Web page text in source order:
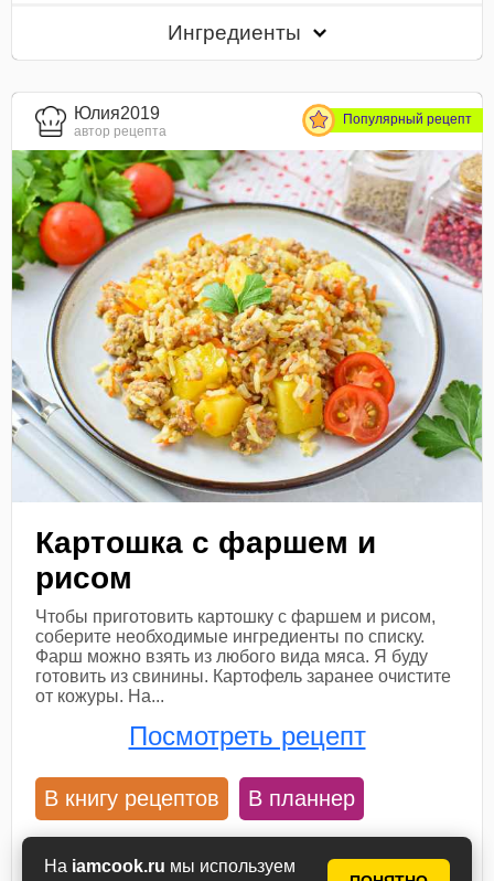
На iamcook.ru мы используем
Ингредиенты
Юлия2019
автор рецепта
Популярный рецепт
Картошка с фаршем и
рисом
Чтобы приготовить картошку с фаршем и рисом,
соберите необходимые ингредиенты по списку.
Фарш можно взять из любого вида мяса. Я буду
готовить из свинины. Картофель заранее очистите
от кожуры. На...
Посмотреть рецепт
В книгу рецептов В планнер